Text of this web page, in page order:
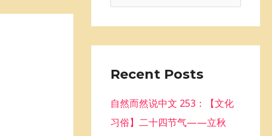
c
f
o
Recent Posts
自然而然说中文 253：【文化
习俗】二十四节气——立秋